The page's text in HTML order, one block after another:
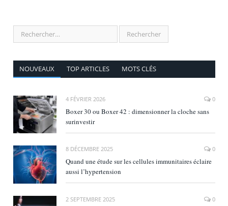
NOUVEAUX TOP ARTICLES MOTS CLÉS
4 FÉVRIER 2026 0
Boxer 30 ou Boxer 42 : dimensionner la cloche sans
surinvestir
8 DÉCEMBRE 2025 0
Quand une étude sur les cellules immunitaires éclaire
aussi l’hypertension
2 SEPTEMBRE 2025 0